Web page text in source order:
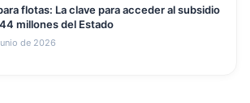
flotas: La clave para acceder al subsidio
millones del Estado
de 2026